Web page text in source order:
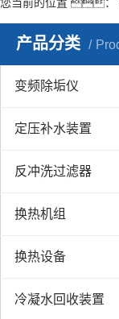
产品分类
变频除垢仪
定压补水装置
反冲洗过滤器
换热机组
换热设备
冷凝水回收装置